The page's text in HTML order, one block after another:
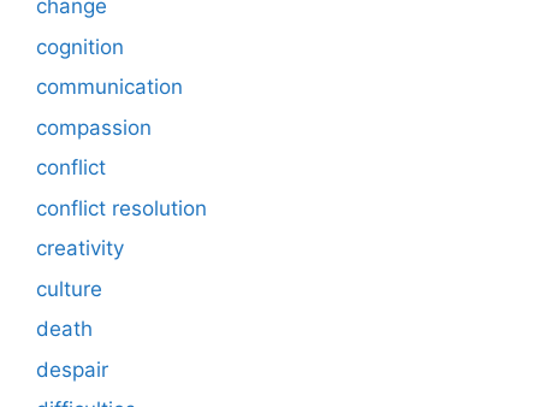
change
cognition
communication
compassion
conflict
conflict resolution
creativity
culture
death
despair